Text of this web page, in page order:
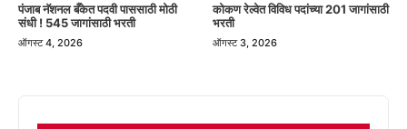
पंजाब नॅशनल बँकेत पदवी पाससाठी मोठी
संधी ! 545 जागांसाठी भरती
ऑगस्ट 4, 2026
कोकण रेल्वेत विविध पदांच्या 201 जागांसाठी
भरती
ऑगस्ट 3, 2026